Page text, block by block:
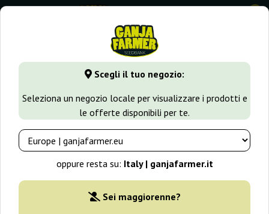
Scegli il tuo negozio:
Seleziona un negozio locale per visualizzare i prodotti e
le offerte disponibili per te.
oppure resta su: Italy | ganjafarmer.it
Sei maggiorenne?
0
GanjaFarmer.it Tipi di Semi Semi Femminizzati di
-25%
+ omaggi